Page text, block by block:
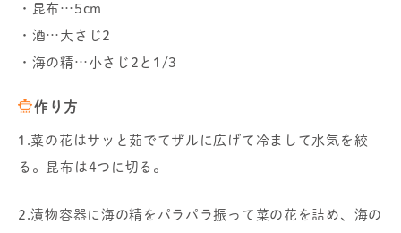
・昆布…5cm
・酒…大さじ2
・海の精…小さじ2と1/3
作り方
1.菜の花はサッと茹でてザルに広げて冷まして水気を絞
る。昆布は4つに切る。
2.漬物容器に海の精をパラパラ振って菜の花を詰め、海の